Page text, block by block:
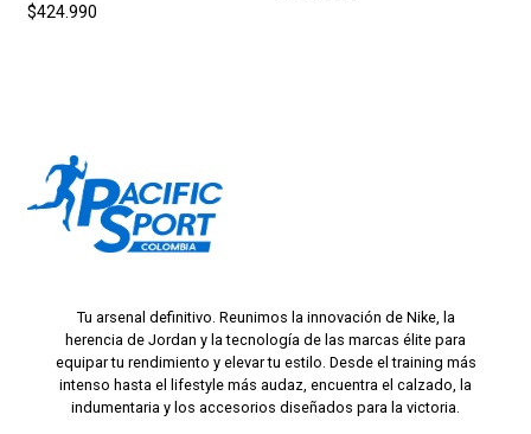
$424.990
Tu arsenal definitivo. Reunimos la innovación de Nike, la
herencia de Jordan y la tecnología de las marcas élite para
equipar tu rendimiento y elevar tu estilo. Desde el training más
intenso hasta el lifestyle más audaz, encuentra el calzado, la
indumentaria y los accesorios diseñados para la victoria.